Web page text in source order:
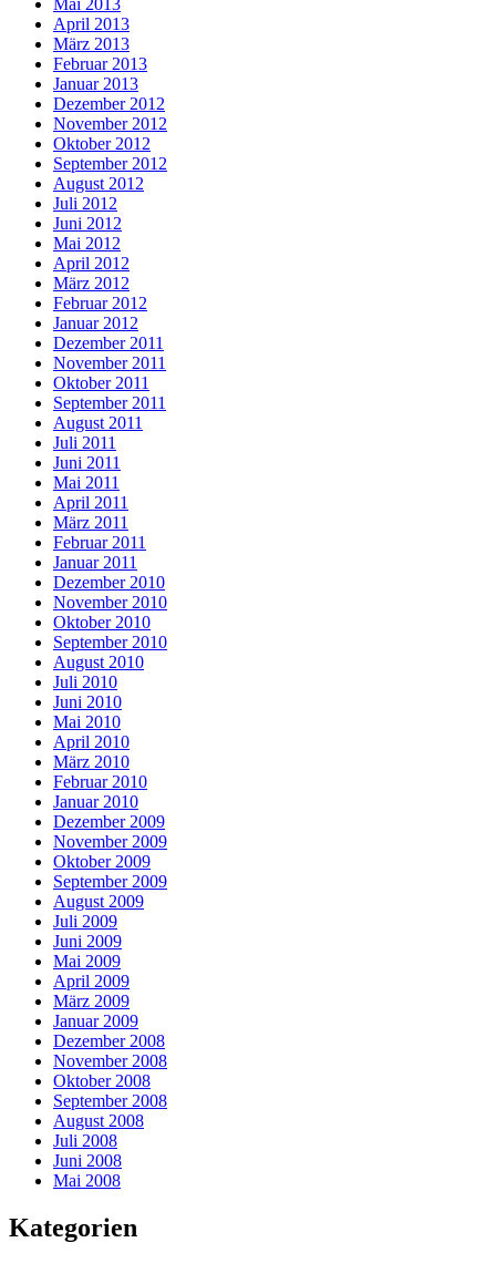
April 2013
März 2013
Februar 2013
Januar 2013
Dezember 2012
November 2012
Oktober 2012
September 2012
August 2012
Juli 2012
Juni 2012
Mai 2012
April 2012
März 2012
Februar 2012
Januar 2012
Dezember 2011
November 2011
Oktober 2011
September 2011
August 2011
Juli 2011
Juni 2011
Mai 2011
April 2011
März 2011
Februar 2011
Januar 2011
Dezember 2010
November 2010
Oktober 2010
September 2010
August 2010
Juli 2010
Juni 2010
Mai 2010
April 2010
März 2010
Februar 2010
Januar 2010
Dezember 2009
November 2009
Oktober 2009
September 2009
August 2009
Juli 2009
Juni 2009
Mai 2009
April 2009
März 2009
Januar 2009
Dezember 2008
November 2008
Oktober 2008
September 2008
August 2008
Juli 2008
Juni 2008
Mai 2008
Kategorien